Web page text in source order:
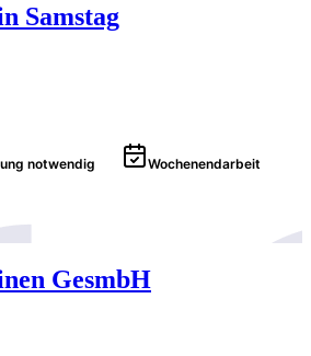
Samstag
notwendig Wochenendarbeit
GesmbH